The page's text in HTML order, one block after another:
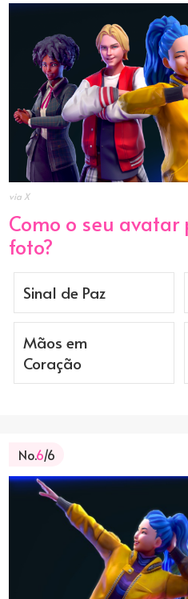
via X
Como o seu
foto?
Sinal de Paz
Mãos em
Coração
No.6/6